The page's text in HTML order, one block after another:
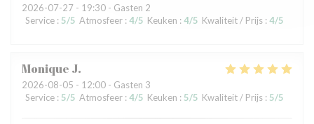
2026-07-27 - 19:30 - Gasten 2
Service : 5/5 Atmosfeer : 4/5 Keuken : 4/5 Kwaliteit / Prijs : 4/5
Monique J
2026-08-05 - 12:00 - Gasten 3
Service : 5/5 Atmosfeer : 4/5 Keuken : 5/5 Kwaliteit / Prijs : 5/5